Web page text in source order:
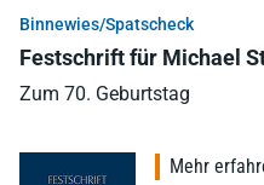
Binnewies/Spatscheck
Festschrift für Michael
Zum 70. Geburtstag
Mehr